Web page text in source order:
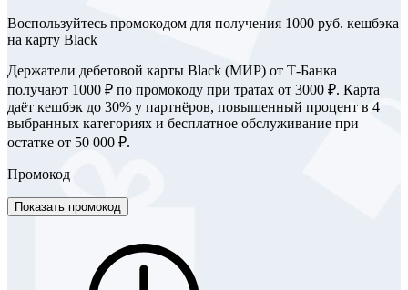
Воспользуйтесь промокодом для получения 1000 руб. кешбэка
на карту Black
Держатели дебетовой карты Black (МИР) от Т-Банка
получают 1000 ₽ по промокоду при тратах от 3000 ₽. Карта
даёт кешбэк до 30% у партнёров, повышенный процент в 4
выбранных категориях и бесплатное обслуживание при
остатке от 50 000 ₽.
Промокод
Показать промокод